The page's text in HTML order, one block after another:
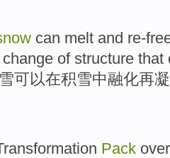
can melt and re-
change of structure that
雪可以在积雪中融化再
Pack